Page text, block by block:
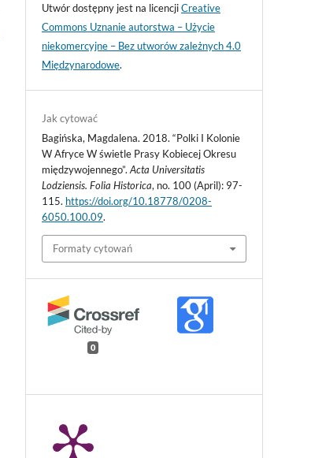
Utwór dostępny jest na licencjiCreative
Commons Uznanie autorstwa – Użycie
niekomercyjne – Bez utworów zależnych 4.0
Międzynarodowe.
Jak cytować
Bagińska, Magdalena. 2018. “Polki I Kolonie
W Afryce W świetle Prasy Kobiecej Okresu
międzywojennego”.Acta Universitatis
Lodziensis. Folia Historica, no. 100 (April): 97-
115. https://doi.org/10.18778/0208-
6050.100.09.
Formaty cytowań
0